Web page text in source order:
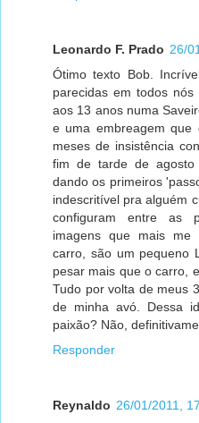
Leonardo F. Prado 26/
Ótimo texto Bob.
parecidas em todos
aos 13 anos numa
e uma embreagem que
meses de insistência
fim de tarde de
dando os primeiros
indescritível pra alguém
configuram entre as
imagens que mais me
carro, são um pequeno
pesar mais que o carro,
Tudo por volta de meus
de minha avó. Dessa
paixão? Não,
Responder
Reynaldo 26/01/2011,